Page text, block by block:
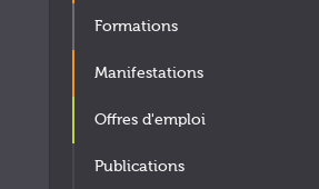
Formations
Manifestations
Offres d'emploi
Publications